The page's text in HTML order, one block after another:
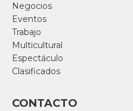
Negocios
Eventos
Trabajo
Multicultural
Espectáculo
Clasificados
CONTACTO